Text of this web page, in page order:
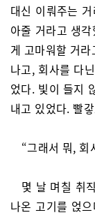
대신 이뤄주는
아줄 거라고 생
게 고마워할 거
나고, 회사를 다
었다. 빛이 들지
내고 있었다. 빨
“그래서 뭐, 회
몇 날 며칠 취
나온 고기를 얹